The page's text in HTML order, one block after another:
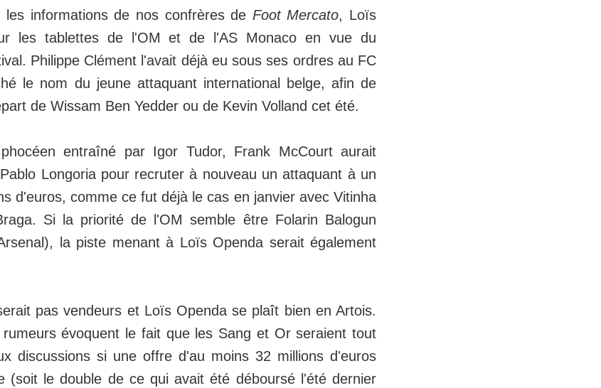
informations de nos confrères de Foot Mercato, Loïs
les tablettes de l'OM et de l'AS Monaco en vue du
Philippe Clément l'avait déjà eu sous ses ordres au FC
le nom du jeune attaquant international belge, afin de
de Wissam Ben Yedder ou de Kevin Volland cet été.
entraîné par Igor Tudor, Frank McCourt aurait
Longoria pour recruter à nouveau un attaquant à un
d'euros, comme ce fut déjà le cas en janvier avec Vitinha
Si la priorité de l'OM semble être Folarin Balogun
la piste menant à Loïs Openda serait également
pas vendeurs et Loïs Openda se plaît bien en Artois.
rumeurs évoquent le fait que les Sang et Or seraient tout
discussions si une offre d'au moins 32 millions d'euros
(soit le double de ce qui avait été déboursé l'été dernier